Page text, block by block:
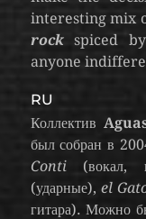
interesting mix
rockspiced
anyone
RU
Коллектив
был собран в
Conti(вокал,
(ударные), el
гитара). Можно